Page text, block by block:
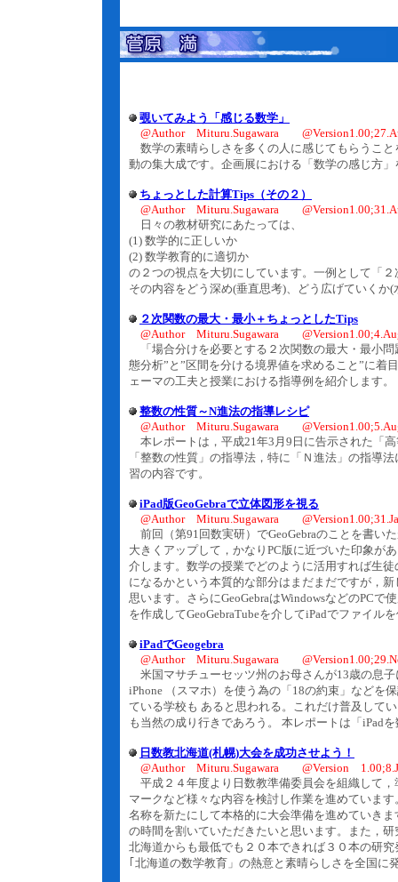
覗いてみよう「感じる数学」
@Author Mituru.Sugawara
数学の素晴らしさを多くの人に感じてもらうこ
動の集大成です。企画展における「数学の感じ方
ちょっとした計算Tips（その２）
@Author Mituru.Sugawara
日々の教材研究にあたっては、
(1) 数学的に正しいか
(2) 数学教育的に適切か
の２つの視点を大切にしています。一例として「
その内容をどう深め(垂直思考)、どう広げていくか
２次関数の最大・最小＋ちょっとしたTips
@Author Mituru.Sugawara
「場合分けを必要とする２次関数の最大・最小
態分析”と”区間を分ける境界値を求めること”に着
ェーマの工夫と授業における指導例を紹介します。
整数の性質～N進法の指導レシピ
@Author Mituru.Sugawara
本レポートは，平成21年3月9日に告示された「
「整数の性質」の指導法，特に「Ｎ進法」の指導
習の内容です。
iPad版GeoGebraで立体図形を視る
@Author Mituru.Sugawara
前回（第91回数実研）でGeoGebraのことを書い
大きくアップして，かなりPC版に近づいた印象が
介します。数学の授業でどのように活用すれば生
になるかという本質的な部分はまだまだですが，
思います。さらにGeoGebraはWindowsなどのPC
を作成してGeoGebraTubeを介してiPadでファイル
iPadでGeogebra
@Author Mituru.Sugawara
米国マサチューセッツ州のお母さんが13歳の息
iPhone （スマホ）を使う為の「18の約束」などを
ている学校も あると思われる。これだけ普及して
も当然の成り行きであろう。 本レポートは「iPad
日数教北海道(札幌)大会を成功させよう！
@Author Mituru.Sugawara @Version
平成２４年度より日数教準備委員会を組織して
マークなど様々な内容を検討し作業を進めていま
名称を新たにして本格的に大会準備を進めていき
の時間を割いていただきたいと思います。また，
北海道からも最低でも２０本できれば３０本の研
｢北海道の数学教育」の熱意と素晴らしさを全国に